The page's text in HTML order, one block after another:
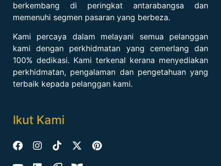
berkembang di peringkat antarabangsa dan
memenuhi segmen pasaran yang berbeza.
Kami percaya dalam melayani semua pelanggan
kami dengan perkhidmatan yang cemerlang dan
100% dedikasi. Kami terkenal kerana menyediakan
perkhidmatan, pengalaman dan pengetahuan yang
terbaik kepada pelanggan kami.
Ikut Kami